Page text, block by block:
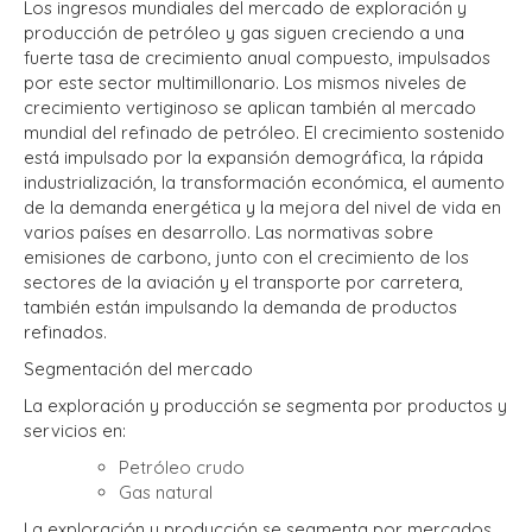
Los ingresos mundiales del mercado de exploración y
producción de petróleo y gas siguen creciendo a una
fuerte tasa de crecimiento anual compuesto, impulsados
por este sector multimillonario. Los mismos niveles de
crecimiento vertiginoso se aplican también al mercado
mundial del refinado de petróleo. El crecimiento sostenido
está impulsado por la expansión demográfica, la rápida
industrialización, la transformación económica, el aumento
de la demanda energética y la mejora del nivel de vida en
varios países en desarrollo. Las normativas sobre
emisiones de carbono, junto con el crecimiento de los
sectores de la aviación y el transporte por carretera,
también están impulsando la demanda de productos
refinados.
Segmentación del mercado
La exploración y producción se segmenta por productos y
servicios en:
Petróleo crudo
Gas natural